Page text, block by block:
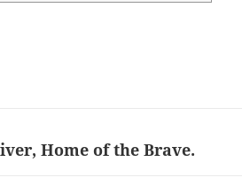
Home of the Brave.